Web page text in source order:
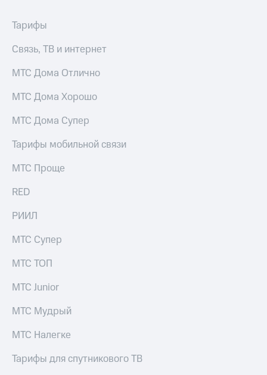
Тарифы
Связь, ТВ и интернет
МТС Дома Отлично
МТС Дома Хорошо
МТС Дома Супер
Тарифы мобильной связи
МТС Проще
RED
РИИЛ
МТС Супер
МТС ТОП
МТС Junior
МТС Мудрый
МТС Налегке
Тарифы для спутникового ТВ